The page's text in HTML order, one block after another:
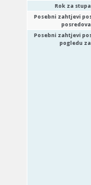
Rok za
Posebni zahtjevi
Posebni zahtjevi
pogledu